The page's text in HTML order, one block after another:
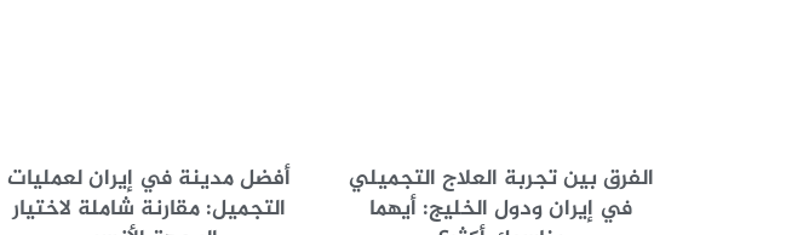
الفرق بين تجربة العلاج التجميلي
في إيران ودول الخليج: أيهما
أفضل مدينة في إيران لعمليات
التجميل: مقارنة شاملة لاختيار